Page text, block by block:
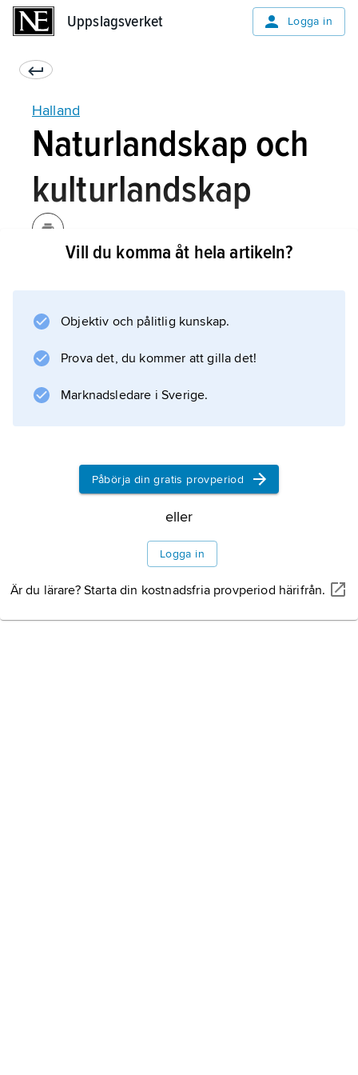
Uppslagsverket Logga in
Halland
Naturlandskap och
kulturlandskap
Klimat
Växtliv
Naturskydd
Kulturlandskap
Vill du komma åt hela artikeln?
Objektiv och pålitlig kunskap.
Prova det, du kommer att gilla det!
Marknadsledare i Sverige.
Påbörja din gratis provperiod
eller
Logga in
Är du lärare? Starta din kostnadsfria provperiod härifrån.